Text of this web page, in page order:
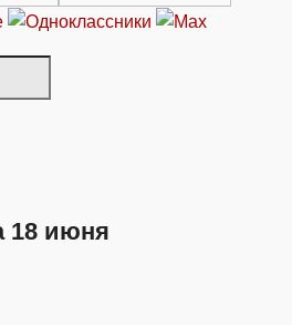
18 июня